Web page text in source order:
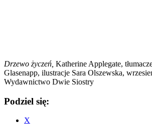
Drzewo życzeń, Katherine Applegate,
Glasenapp, ilustracje Sara Olszewska,
Wydawnictwo Dwie Siostry
Podziel się:
X